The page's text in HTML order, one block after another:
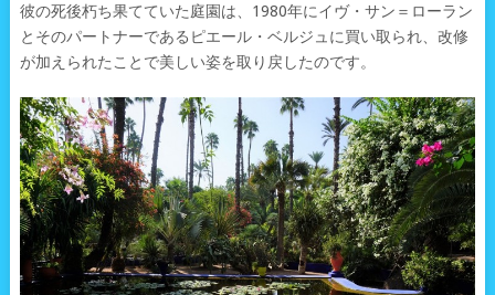
彼の死後朽ち果てていた庭園は、1980年にイヴ・サン＝ローラン
とそのパートナーであるピエール・ベルジュに買い取られ、改修
が加えられたことで美しい姿を取り戻したのです。